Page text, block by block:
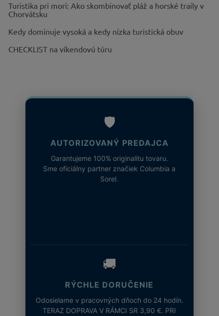
Turistika pri mori: Ako skombinovať pláž a horské traily v
Chorvátsku
Kedy dominuje vysoká a kedy nízka turistická obuv
CHECKLIST na víkendovú túru
🛡️
AUTORIZOVANÝ PREDAJCA
Garantujeme 100% originalitu tovaru.
Sme oficiálny partner značiek Columbia a
Sorel.
🚚
RÝCHLE DORUČENIE
Odosielame v pracovných dňoch do 24 hodín.
TERAZ DOPRAVA V RÁMCI SR 3,90 €. PRI